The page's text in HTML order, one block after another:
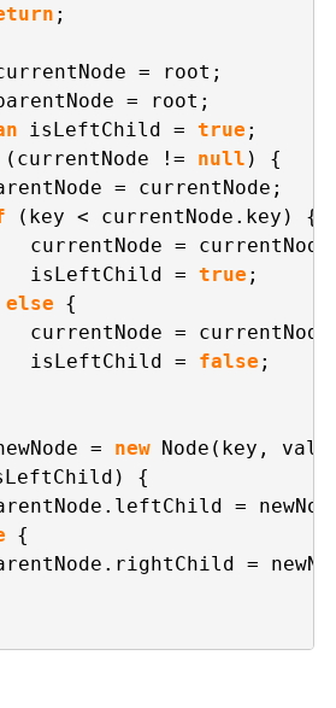
;
= root;
= root;
isLeftChild = true ;
(currentNode != null )
= currentNode;
(key < currentNode.key) {
currentNode =
isLeftChild = true ;
else {
currentNode =
isLeftChild = false ;
= new
Node(key,
{
=
{
=